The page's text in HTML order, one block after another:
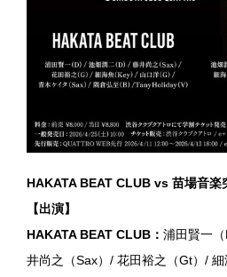
HAKATA BEAT CLUB vs 苗場音楽
【出演】
HAKATA BEAT CLUB： 浦田賢一
井尚之（Sax）/ 花田裕之（Gt）/